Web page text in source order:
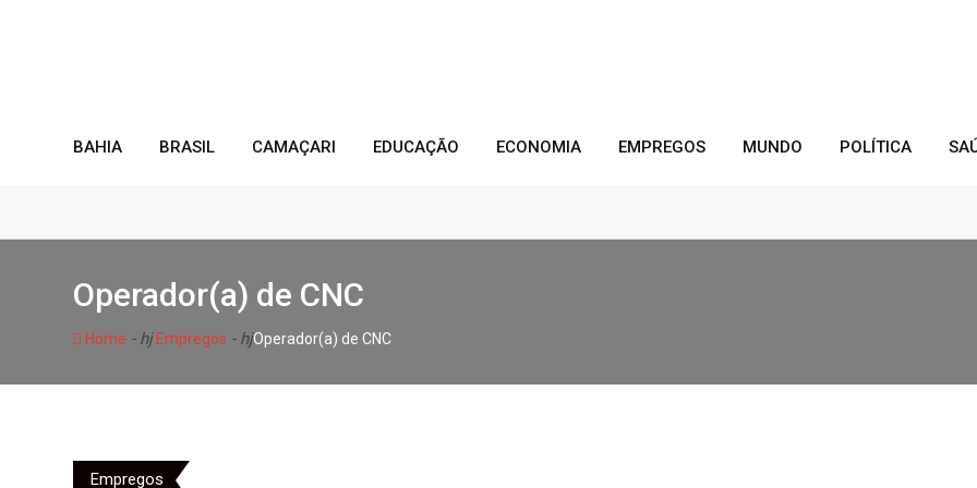
BAHIA BRASIL CAMAÇARI EDUCAÇÃO ECONOMIA EMPREGOS MUNDO POLÍTICA
Operador(a) de CNC
Home - hjEmpregos - hjOperador(a) de CNC
Empregos